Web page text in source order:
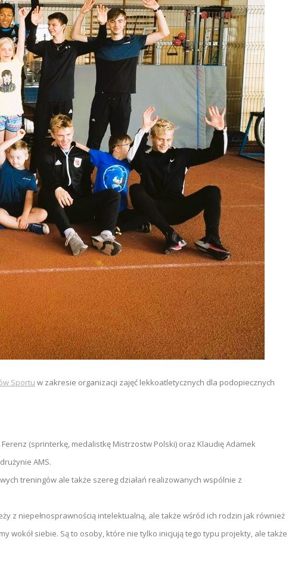
Sportu w zakresie organizacji zajęć lekkoatletycznych dla podopiecznych
(sprinterkę, medalistkę Mistrzostw Polski) oraz Klaudię Adamek
AMS.
treningów ale także szereg działań realizowanych wspólnie z
z niepełnosprawnością intelektualną, ale także wśród ich rodzin jak również
wokół siebie. Są to osoby, które nie tylko inicjują tego typu projekty, ale także